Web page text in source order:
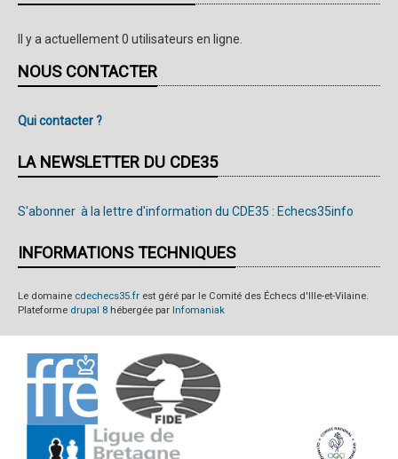
Il y a actuellement 0 utilisateurs en ligne.
NOUS CONTACTER
Qui contacter ?
LA NEWSLETTER DU CDE35
S'abonner à la lettre d'information du CDE35 : Echecs35info
INFORMATIONS TECHNIQUES
Le domaine cdechecs35.fr est géré par le Comité des Échecs d'Ille-et-Vilaine.
Plateforme drupal 8 hébergée par Infomaniak